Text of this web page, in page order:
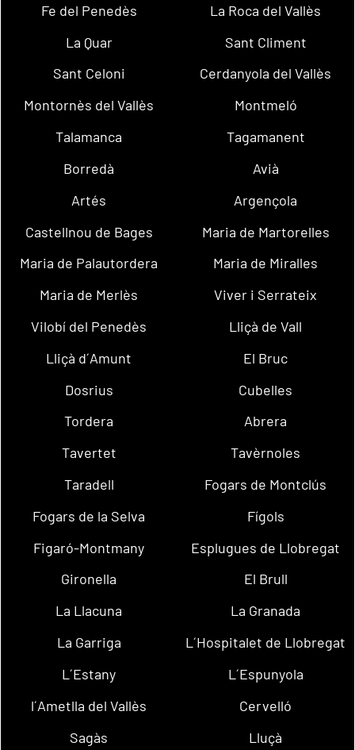
Fe del Penedès
La Roca del Vallès
La Quar
Sant Climent
Sant Celoni
Cerdanyola del Vallès
Montornès del Vallès
Montmeló
Talamanca
Tagamanent
Borredà
Avià
Artés
Argençola
Castellnou de Bages
Maria de Martorelles
Maria de Palautordera
Maria de Miralles
Maria de Merlès
Viver i Serrateix
Vilobí del Penedès
Lliçà de Vall
Lliçà d´Amunt
El Bruc
Dosrius
Cubelles
Tordera
Abrera
Tavertet
Tavèrnoles
Taradell
Fogars de Montclús
Fogars de la Selva
Fígols
Figaró-Montmany
Esplugues de Llobregat
Gironella
El Brull
La Llacuna
La Granada
La Garriga
L´Hospitalet de Llobregat
L´Estany
L´Espunyola
l´Ametlla del Vallès
Cervelló
Sagàs
Lluçà